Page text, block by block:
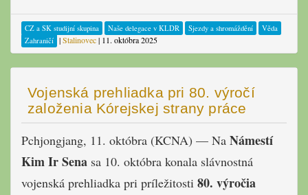
CZ a SK studijní skupina Naše delegace v KLDR Sjezdy a shromáždění
Věda
Zahraničí |Stalinovec| 11. októbra 2025
Vojenská prehliadka pri 80. výročí
založenia Kórejskej strany práce
Pchjongjang, 11. októbra (KCNA) — Na Námestí
Kim Ir Sena sa 10. októbra konala slávnostná
vojenská prehliadka pri príležitosti 80. výročia